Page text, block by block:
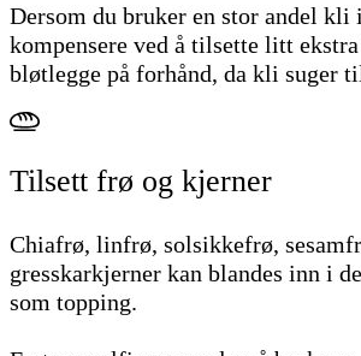
Dersom du bruker en stor andel kli
kompensere ved å tilsette litt
bløtlegge på forhånd, da kli suger
Tilsett frø og kjerner
Chiafrø, linfrø, solsikkefrø,
gresskarkjerner kan blandes inn i
som topping.